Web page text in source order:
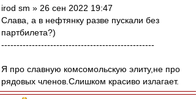
irod sm » 26 сен 2022 19:47
Слава, а в нефтянку разве пускали без
партбилета?)
--------------------------------------------------
Я про славную комсомольскую элиту,не про
рядовых членов.Слишком красиво излагает.